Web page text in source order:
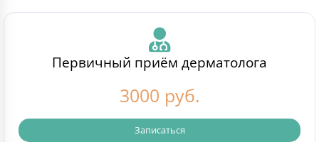
Первичный приём дерматолога
3000 руб.
Записаться